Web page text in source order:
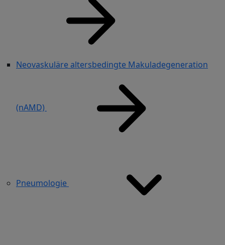
Neovaskuläre altersbedingte Makuladegeneration
(nAMD)
Pneumologie